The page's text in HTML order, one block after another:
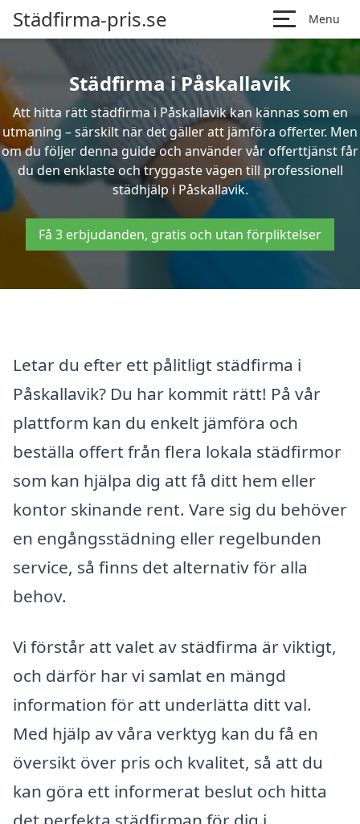
Städfirma-pris.se Menu
Städfirma i Påskallavik
Att hitta rätt städfirma i Påskallavik kan kännas som en
utmaning – särskilt när det gäller att jämföra offerter. Men
om du följer denna guide och använder vår offerttjänst får
du den enklaste och tryggaste vägen till professionell
städhjälp i Påskallavik.
Få 3 erbjudanden, gratis och utan förpliktelser
Letar du efter ett pålitligt städfirma i
Påskallavik? Du har kommit rätt! På vår
plattform kan du enkelt jämföra och
beställa offert från flera lokala städfirmor
som kan hjälpa dig att få ditt hem eller
kontor skinande rent. Vare sig du behöver
en engångsstädning eller regelbunden
service, så finns det alternativ för alla
behov.
Vi förstår att valet av städfirma är viktigt,
och därför har vi samlat en mängd
information för att underlätta ditt val.
Med hjälp av våra verktyg kan du få en
översikt över pris och kvalitet, så att du
kan göra ett informerat beslut och hitta